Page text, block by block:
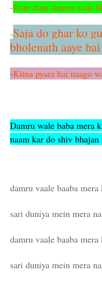
-Dam dam damru wale
-Saja do ghar ko
bholenath aaye hai
-Kitna pyara hai naago
Damru wale baba mera
naam kar do shiv
damru vaale baaba
sari duniya mein mera
damru vaale baaba
sari duniya mein mera